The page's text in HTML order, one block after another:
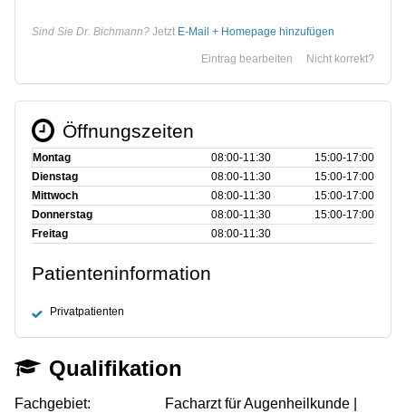
Sind Sie Dr. Bichmann? Jetzt E-Mail + Homepage hinzufügen
Nicht korrekt?
Eintrag bearbeiten
Öffnungszeiten
Montag 08:00‑11:30
15:00‑17:00
Dienstag
08:00‑11:30
15:00‑17:00
Mittwoch
08:00‑11:30
15:00‑17:00
Donnerstag
08:00‑11:30
15:00‑17:00
Freitag
08:00‑11:30
Patienteninformation
Privatpatienten
Qualifikation
Fachgebiet:
Facharzt für Augenheilkunde |